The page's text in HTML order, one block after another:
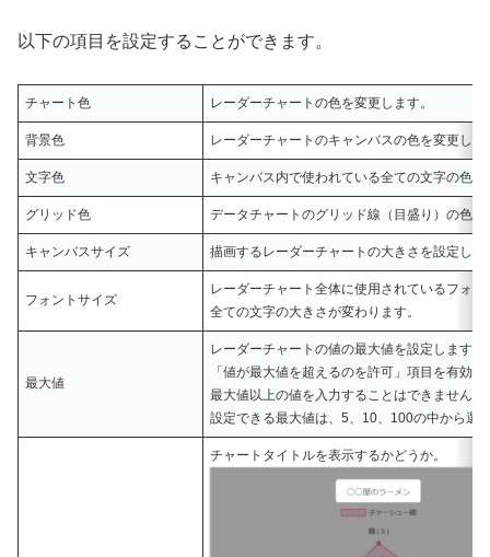
以下の項目を設定することができます。
チャート色 レーダーチャートの色を変更します。
背景色 レーダーチャートのキャンバスの色を変更しま
文字色 キャンバス内で使われている全ての文字の色を
グリッド色 データチャートのグリッド線（目盛り）の色を
キャンバスサイズ 描画するレーダーチャートの大きさを設定しま
フォントサイズ
レーダーチャート全体に使用されているフォ
全ての文字の大きさが変わります。
最大値
レーダーチャートの値の最大値を設定します。
「値が最大値を超えるのを許可」項目を有効
最大値以上の値を入力することはできません。
設定できる最大値は、5、10、100の中から選
チャートタイトルを表示するかどうか。